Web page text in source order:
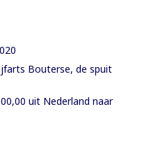
Bouterse, de spuit
uit Nederland naar